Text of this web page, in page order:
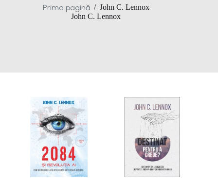
Prima pagină / John C. Lennox
John C. Lennox